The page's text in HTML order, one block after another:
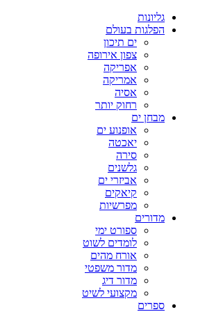
גליונות
הפלגות בעולם
ים תיכון
צפון אירופה
אפריקה
אמריקה
אסיה
רחוק יותר
מבחן ים
אופנוע ים
יאכטה
סירה
גלשנים
אביזרי ים
קיאקים
מפרשיות
מדורים
ספורט ימי
לומדים לשוט
אורח מהים
מדור משפטי
מדור דיג
מקצועי לשיט
ספרים